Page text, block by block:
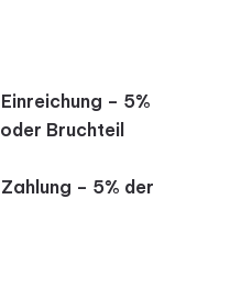
– 5%
Bruchteil
– 5% der